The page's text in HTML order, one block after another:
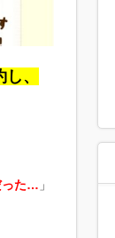
、
った… 」